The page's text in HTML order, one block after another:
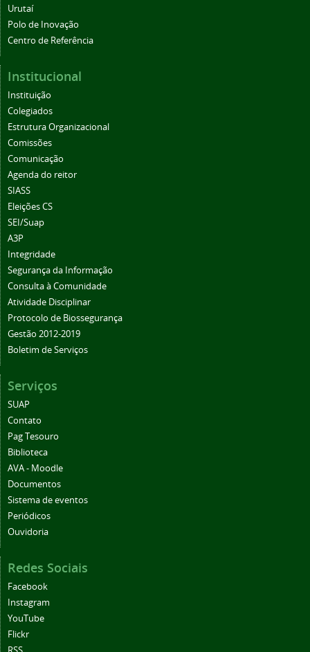
Urutaí
Polo de Inovação
Centro de Referência
Institucional
Instituição
Colegiados
Estrutura Organizacional
Comissões
Comunicação
Agenda do reitor
SIASS
Eleições CS
SEI/Suap
A3P
Integridade
Segurança da Informação
Consulta à Comunidade
Atividade Disciplinar
Protocolo de Biossegurança
Gestão 2012-2019
Boletim de Serviços
Serviços
SUAP
Contato
Pag Tesouro
Biblioteca
AVA - Moodle
Documentos
Sistema de eventos
Periódicos
Ouvidoria
Redes Sociais
Facebook
Instagram
YouTube
Flickr